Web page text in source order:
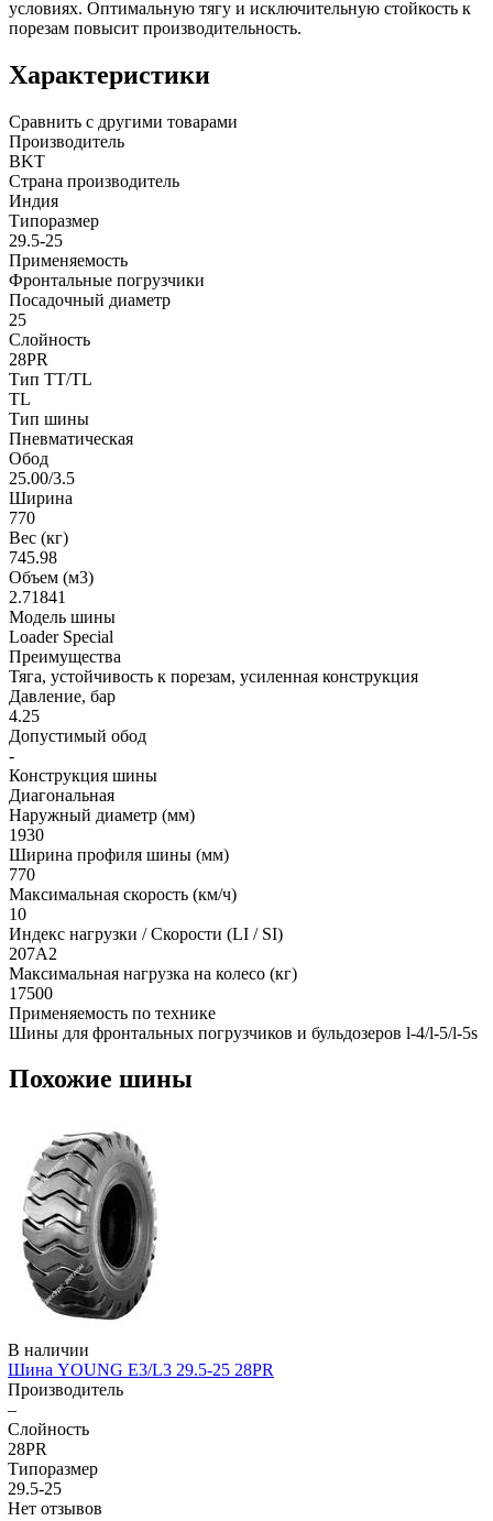
условиях. Оптимальную тягу и исключительную стойкость к
порезам повысит производительность.
Характеристики
Сравнить с другими товарами
Производитель
BKT
Страна производитель
Индия
Типоразмер
29.5-25
Применяемость
Фронтальные погрузчики
Посадочный диаметр
25
Слойность
28PR
Тип TT/TL
TL
Тип шины
Пневматическая
Обод
25.00/3.5
Ширина
770
Вес (кг)
745.98
Объем (м3)
2.71841
Модель шины
Loader Special
Преимущества
Тяга, устойчивость к порезам, усиленная конструкция
Давление, бар
4.25
Допустимый обод
-
Конструкция шины
Диагональная
Наружный диаметр (мм)
1930
Ширина профиля шины (мм)
770
Максимальная скорость (км/ч)
10
Индекс нагрузки / Скорости (LI / SI)
207A2
Максимальная нагрузка на колесо (кг)
17500
Применяемость по технике
Шины для фронтальных погрузчиков и бульдозеров l-4/l-5/l-5s
Похожие шины
В наличии
Шина YOUNG E3/L3 29.5-25 28PR
Производитель
–
Слойность
28PR
Типоразмер
29.5-25
Нет отзывов